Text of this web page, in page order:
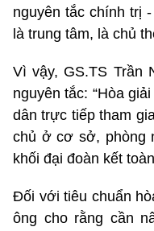
nguyên tắc chính trị
là trung tâm, là chủ
Vì vậy, GS.TS Trần
nguyên tắc: “Hòa
dân trực tiếp tham
chủ ở cơ sở, phòng
khối đại đoàn kết
Đối với tiêu chuẩn
ông cho rằng cần